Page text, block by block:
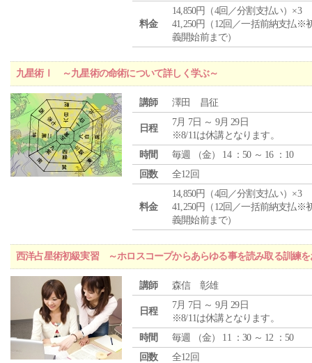
料金
14,850円（4回／分割支払い）×3
41,250円（12回／一括前納支払※
義開始前まで）
九星術Ⅰ ～九星術の命術について詳しく学ぶ～
講師 澤田 昌征
日程
7月 7日 ～ 9月 29日
※8/11は休講となります。
時間
毎週 （金） 14 ：50 ～ 16 ：10
回数
全12回
料金
14,850円（4回／分割支払い）×3
41,250円（12回／一括前納支払※
義開始前まで）
西洋占星術初級実習 ～ホロスコープからあらゆる事を読み取る訓練を
講師 森信 彰雄
日程
7月 7日 ～ 9月 29日
※8/11は休講となります。
時間
毎週 （金） 11 ：30 ～ 12 ：50
回数
全12回